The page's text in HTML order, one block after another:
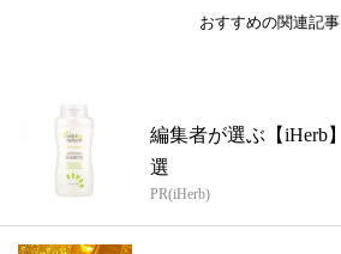
おすすめの関連記事
編集者が選ぶ【iHerb
選
PR(iHerb)